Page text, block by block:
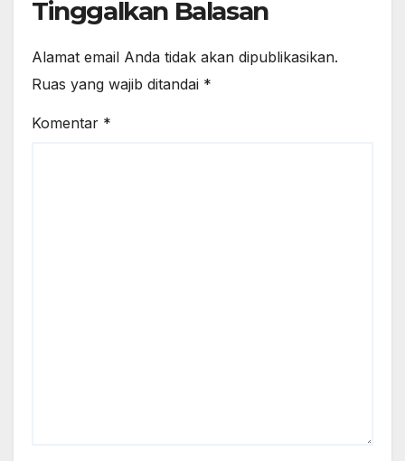
Tinggalkan Balasan
Alamat email Anda tidak akan dipublikasikan.
Ruas yang wajib ditandai *
Komentar *